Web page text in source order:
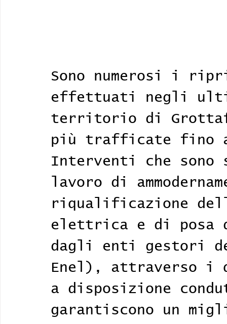
Sono numerosi i
effettuati negli
territorio di
più trafficate fino
Interventi che
lavoro di
riqualificazione
elettrica e di
dagli enti gestori
Enel), attraverso
a disposizione
garantiscono un